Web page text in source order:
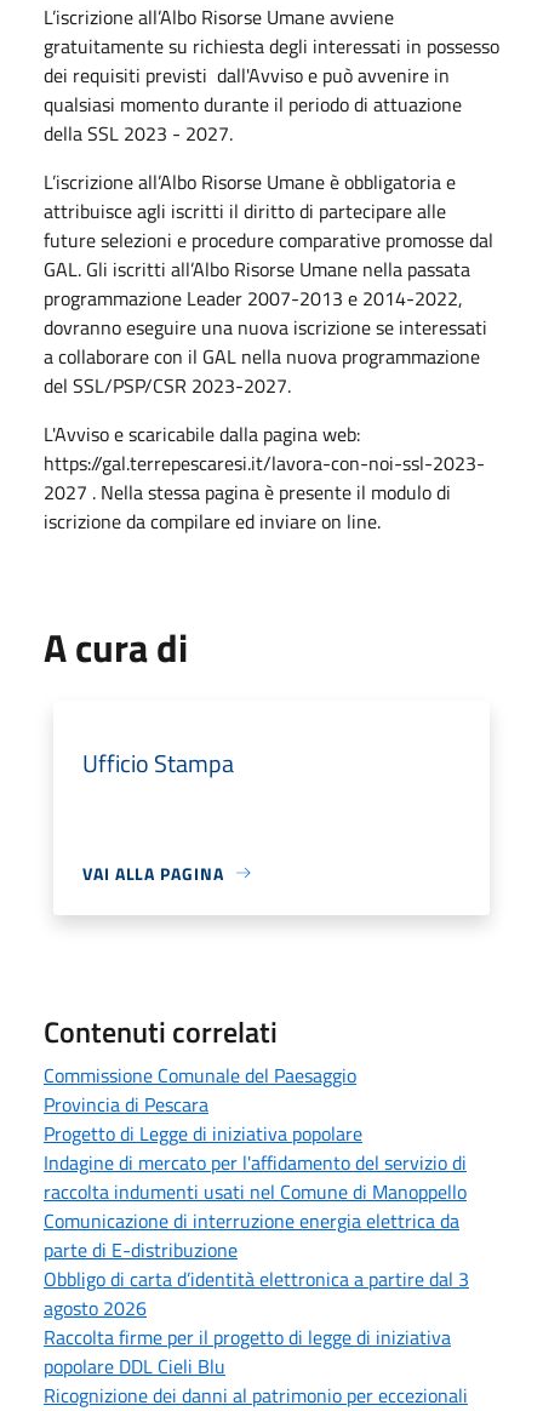
L’iscrizione all’Albo Risorse Umane avviene
gratuitamente su richiesta degli interessati in possesso
dei requisiti previsti dall'Avviso e può avvenire in
qualsiasi momento durante il periodo di attuazione
della SSL 2023 - 2027.
L’iscrizione all’Albo Risorse Umane è obbligatoria e
attribuisce agli iscritti il diritto di partecipare alle
future selezioni e procedure comparative promosse dal
GAL. Gli iscritti all’Albo Risorse Umane nella passata
programmazione Leader 2007-2013 e 2014-2022,
dovranno eseguire una nuova iscrizione se interessati
a collaborare con il GAL nella nuova programmazione
del SSL/PSP/CSR 2023-2027.
L'Avviso e scaricabile dalla pagina web:
https://gal.terrepescaresi.it/lavora-con-noi-ssl-2023-
2027 . Nella stessa pagina è presente il modulo di
iscrizione da compilare ed inviare on line.
A cura di
Ufficio Stampa
VAI ALLA PAGINA
Contenuti correlati
Commissione Comunale del Paesaggio
Provincia di Pescara
Progetto di Legge di iniziativa popolare
Indagine di mercato per l'affidamento del servizio di
raccolta indumenti usati nel Comune di Manoppello
Comunicazione di interruzione energia elettrica da
parte di E-distribuzione
Obbligo di carta d’identità elettronica a partire dal 3
agosto 2026
Raccolta firme per il progetto di legge di iniziativa
popolare DDL Cieli Blu
Ricognizione dei danni al patrimonio per eccezionali